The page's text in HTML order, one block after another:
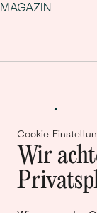
Cookie-
Wir
MAGAZIN